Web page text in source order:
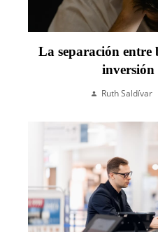
La separación entre
inversión
Ruth Saldívar